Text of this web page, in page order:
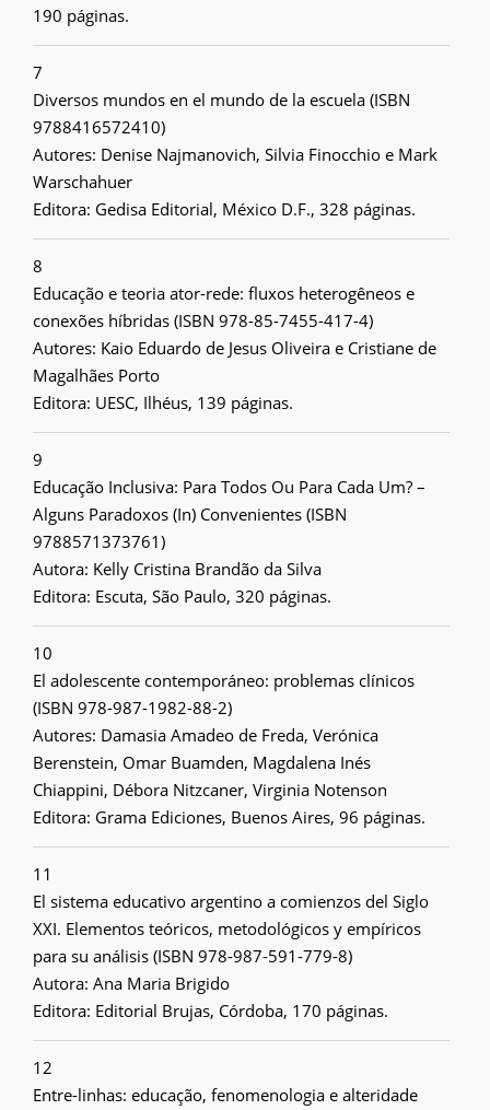
190 páginas.
7
Diversos mundos en el mundo de la escuela (ISBN
9788416572410)
Autores: Denise Najmanovich, Silvia Finocchio e Mark
Warschahuer
Editora: Gedisa Editorial, México D.F., 328 páginas.
8
Educação e teoria ator-rede: fluxos heterogêneos e
conexões híbridas (ISBN 978-85-7455-417-4)
Autores: Kaio Eduardo de Jesus Oliveira e Cristiane de
Magalhães Porto
Editora: UESC, Ilhéus, 139 páginas.
9
Educação Inclusiva: Para Todos Ou Para Cada Um? –
Alguns Paradoxos (In) Convenientes (ISBN
9788571373761)
Autora: Kelly Cristina Brandão da Silva
Editora: Escuta, São Paulo, 320 páginas.
10
El adolescente contemporáneo: problemas clínicos
(ISBN 978-987-1982-88-2)
Autores: Damasia Amadeo de Freda, Verónica
Berenstein, Omar Buamden, Magdalena Inés
Chiappini, Débora Nitzcaner, Virginia Notenson
Editora: Grama Ediciones, Buenos Aires, 96 páginas.
11
El sistema educativo argentino a comienzos del Siglo
XXI. Elementos teóricos, metodológicos y empíricos
para su análisis (ISBN 978-987-591-779-8)
Autora: Ana Maria Brigido
Editora: Editorial Brujas, Córdoba, 170 páginas.
12
Entre-linhas: educação, fenomenologia e alteridade